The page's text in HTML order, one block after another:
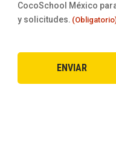
CocoSchool México
y solicitudes.